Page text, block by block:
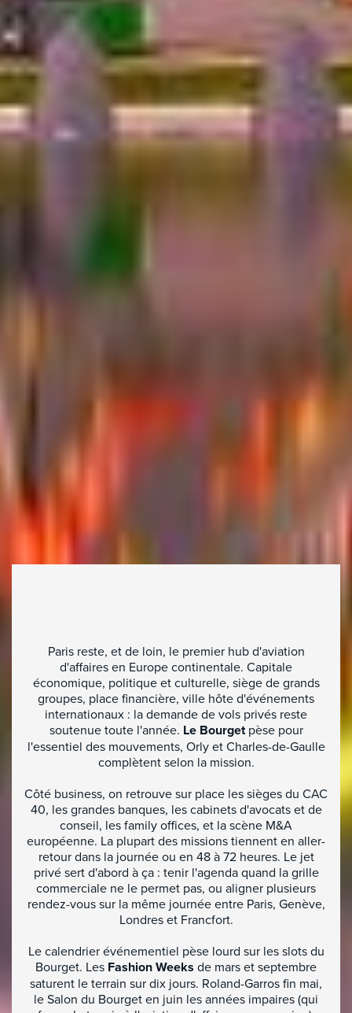
Paris reste, et de loin, le premier hub d'aviation
d'affaires en Europe continentale. Capitale
économique, politique et culturelle, siège de grands
groupes, place financière, ville hôte d'événements
internationaux : la demande de vols privés reste
soutenue toute l'année. Le Bourgetpèse pour
l'essentiel des mouvements, Orly et Charles-de-Gaulle
complètent selon la mission.
Côté business, on retrouve sur place les sièges du CAC
40, les grandes banques, les cabinets d'avocats et de
conseil, les family offices, et la scène M&A
européenne. La plupart des missions tiennent en aller-
retour dans la journée ou en 48 à 72 heures. Le jet
privé sert d'abord à ça : tenir l'agenda quand la grille
commerciale ne le permet pas, ou aligner plusieurs
rendez-vous sur la même journée entre Paris, Genève,
Londres et Francfort.
Le calendrier événementiel pèse lourd sur les slots du
Bourget. Les Fashion Weeks de mars et septembre
saturent le terrain sur dix jours. Roland-Garros fin mai,
le Salon du Bourget en juin les années impaires (qui